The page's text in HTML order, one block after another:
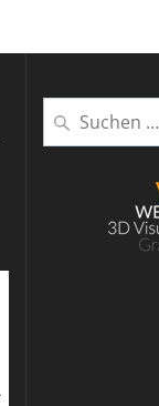
Suche
nach: